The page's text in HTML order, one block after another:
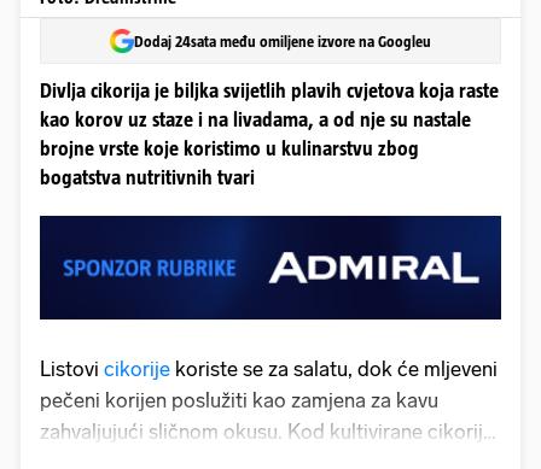
Dodaj 24sata među omiljene izvore na Googleu
Divlja cikorija je biljka svijetlih plavih cvjetova koja raste
kao korov uz staze i na livadama, a od nje su nastale
brojne vrste koje koristimo u kulinarstvu zbog
bogatstva nutritivnih tvari
Listovi cikorije koriste se za salatu, dok će mljeveni
pečeni korijen poslužiti kao zamjena za kavu
zahvaljujući sličnom okusu. Kod kultivirane cikorije